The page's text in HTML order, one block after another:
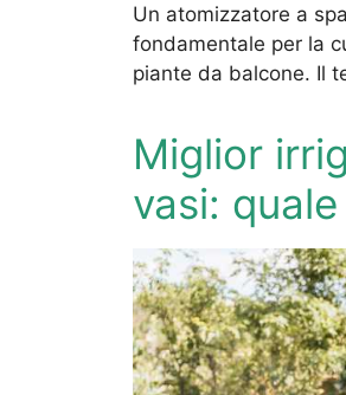
Un atomizzatore a
fondamentale per la
piante da balcone. Il
Miglior
vasi: